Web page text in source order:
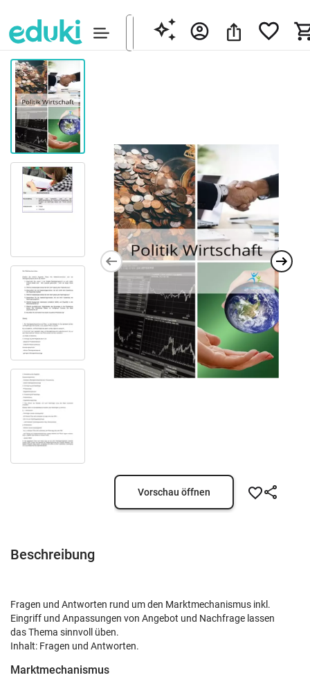
Vorschau öffnen
Beschreibung
Fragen und Antworten rund um den Marktmechanismus inkl.
Eingriff und Anpassungen von Angebot und Nachfrage lassen
das Thema sinnvoll üben.
Inhalt: Fragen und Antworten.
Marktmechanismus